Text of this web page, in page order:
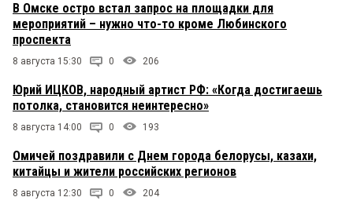
В Омске остро встал запрос на площадки для
мероприятий – нужно что-то кроме Любинского
проспекта
8 августа 15:30 0 206
Юрий ИЦКОВ, народный артист РФ: «Когда достигаешь
потолка, становится неинтересно»
8 августа 14:00 0 193
Омичей поздравили с Днем города белорусы, казахи,
китайцы и жители российских регионов
8 августа 12:30 0 204